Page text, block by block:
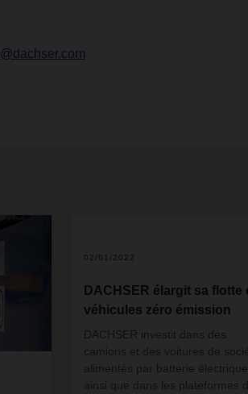
02/01/2022
DACHSER élargit sa flotte
véhicules zéro émission
DACHSER investit dans des
camions et des voitures de
alimentés par batterie électrique,
ainsi que dans les plateformes